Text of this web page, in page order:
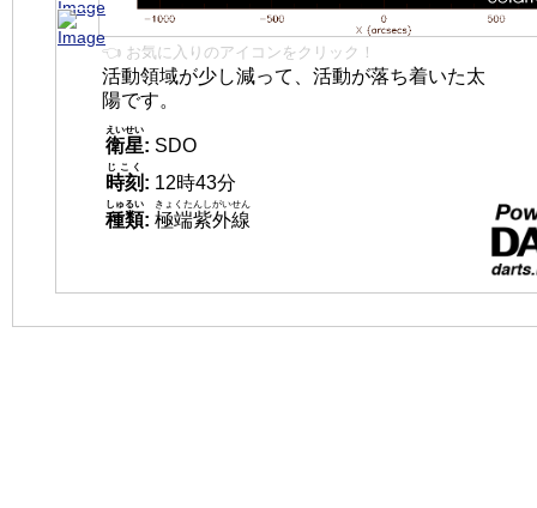
👈 お気に入りのアイコンをクリック！
活動領域が少し減って、活動が落ち着いた太
陽です。
衛星
えいせい
: SDO
時刻
じこく
: 12時43分
種類
しゅるい
: 極端紫外線
きょくたんしがいせん